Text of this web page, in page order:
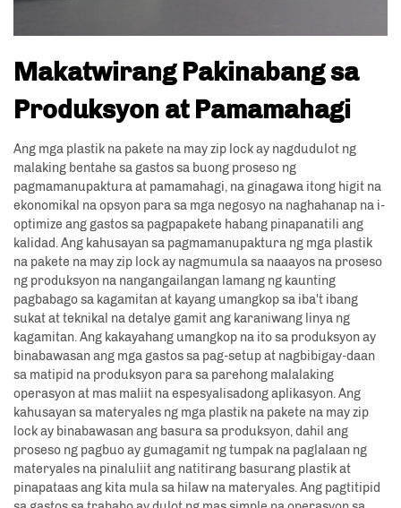
Makatwirang Pakinabang sa
Produksyon at Pamamahagi
Ang mga plastik na pakete na may zip lock ay nagdudulot ng
malaking bentahe sa gastos sa buong proseso ng
pagmamanupaktura at pamamahagi, na ginagawa itong higit na
ekonomikal na opsyon para sa mga negosyo na naghahanap na i-
optimize ang gastos sa pagpapakete habang pinapanatili ang
kalidad. Ang kahusayan sa pagmamanupaktura ng mga plastik
na pakete na may zip lock ay nagmumula sa naaayos na proseso
ng produksyon na nangangailangan lamang ng kaunting
pagbabago sa kagamitan at kayang umangkop sa iba't ibang
sukat at teknikal na detalye gamit ang karaniwang linya ng
kagamitan. Ang kakayahang umangkop na ito sa produksyon ay
binabawasan ang mga gastos sa pag-setup at nagbibigay-daan
sa matipid na produksyon para sa parehong malalaking
operasyon at mas maliit na espesyalisadong aplikasyon. Ang
kahusayan sa materyales ng mga plastik na pakete na may zip
lock ay binabawasan ang basura sa produksyon, dahil ang
proseso ng pagbuo ay gumagamit ng tumpak na paglalaan ng
materyales na pinaluliit ang natitirang basurang plastik at
pinapataas ang kita mula sa hilaw na materyales. Ang pagtitipid